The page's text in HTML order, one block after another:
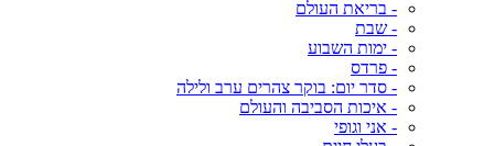
- בריאת העולם
- שבת
- ימות השבוע
- פרדס
- סדר יום: בוקר צהרים ערב ולילה
- איכות הסביבה והעולם
- אני וגופי